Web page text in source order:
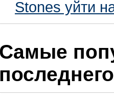
Stones уйти
Самые